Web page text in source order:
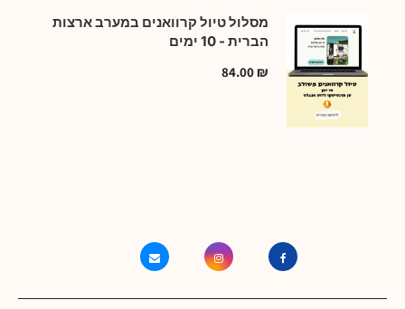
מסלול טיול קרוואנים במערב ארצות
הברית - 10 ימים
84.00 ₪